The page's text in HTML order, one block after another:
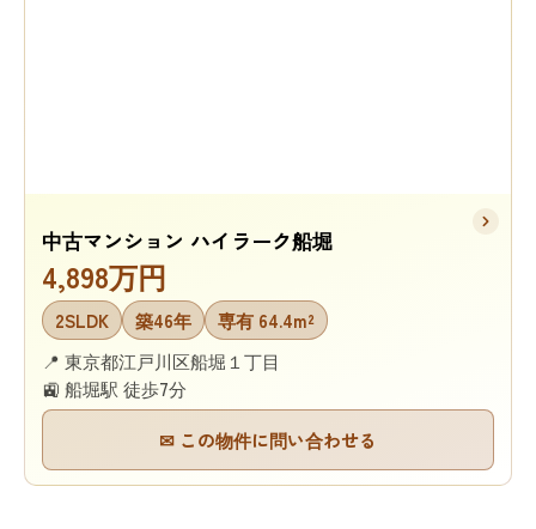
中古マンション ハイラーク船堀
4,898万円
2SLDK 築46年
専有 64.4m²
📍 東京都江戸川区船堀１丁目
🚉 船堀駅 徒歩7分
✉ この物件に問い合わせる